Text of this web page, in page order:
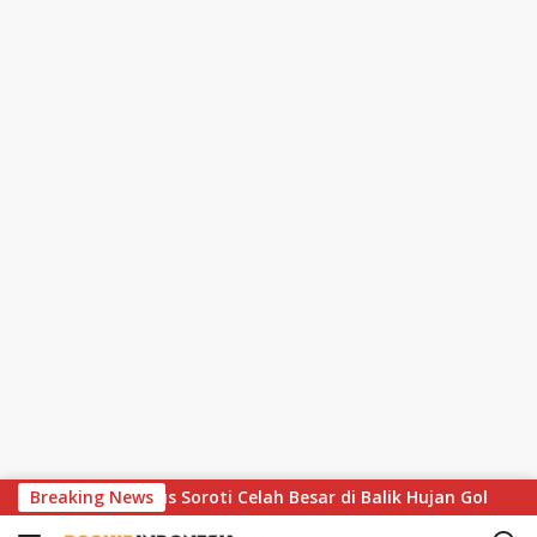
k
Breaking News
Lothar Matthaus Soroti Celah Besar di Balik Hujan Gol